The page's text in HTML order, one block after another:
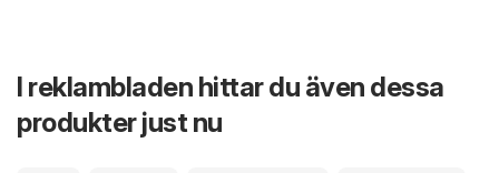
I reklambladen hittar du även dessa
produkter just nu